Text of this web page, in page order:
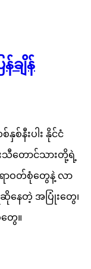
ချိန်
စ်နီးပါး နိုင်ငံ
သီတောင်သားတို့ရဲ့
ရာဝတ်စုံတွေနဲ့ လာ
ေတဲ့ အပြုံးတွေ၊
ေ။